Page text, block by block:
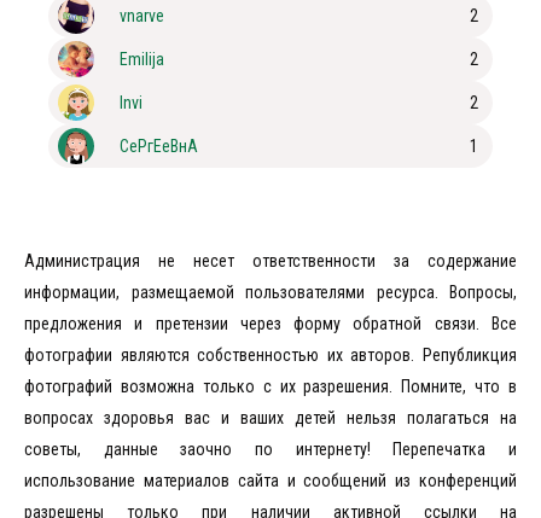
vnarve 2
Emilija 2
Invi 2
СеРгЕеВнА 1
Администрация не несет ответственности за содержание
информации, размещаемой пользователями ресурса. Вопросы,
предложения и претензии через форму обратной связи. Все
фотографии являются собственностью их авторов. Републикция
фотографий возможна только с их разрешения. Помните, что в
вопросах здоровья вас и ваших детей нельзя полагаться на
советы, данные заочно по интернету! Перепечатка и
использование материалов сайта и сообщений из конференций
разрешены только при наличии активной ссылки на